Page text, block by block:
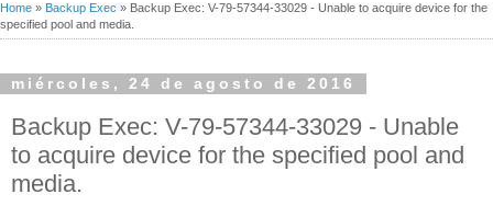
Home » Backup Exec » Backup Exec: V-79-57344-33029 - Unable to acquire device for the
specified pool and media.
miércoles, 24 de agosto de 2016
Backup Exec: V-79-57344-33029 - Unable
to acquire device for the specified pool and
media.